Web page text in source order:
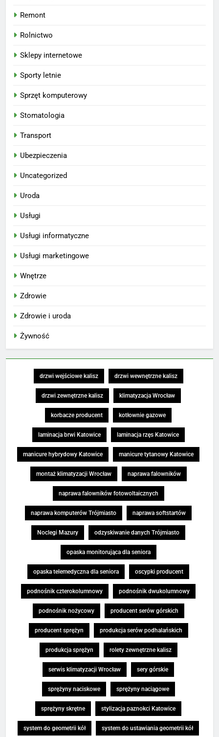
Remont
Rolnictwo
Sklepy internetowe
Sporty letnie
Sprzęt komputerowy
Stomatologia
Transport
Ubezpieczenia
Uncategorized
Uroda
Usługi
Usługi informatyczne
Usługi marketingowe
Wnętrze
Zdrowie
Zdrowie i uroda
Żywność
drzwi wejściowe kalisz drzwi wewnętrzne kalisz
drzwi zewnętrzne kalisz klimatyzacja Wrocław
korbacze producent kotłownie gazowe
laminacja brwi Katowice laminacja rzęs Katowice
manicure hybrydowy Katowice manicure tytanowy Katowice
montaż klimatyzacji Wrocław naprawa falowników
naprawa falowników fotowoltaicznych
naprawa komputerów Trójmiasto naprawa softstartów
Noclegi Mazury odzyskiwanie danych Trójmiasto
opaska monitorująca dla seniora
opaska telemedyczna dla seniora oscypki producent
podnośnik czterokolumnowy podnośnik dwukolumnowy
podnośnik nożycowy producent serów górskich
producent sprężyn produkcja serów podhalańskich
produkcja sprężyn rolety zewnętrzne kalisz
serwis klimatyzacji Wrocław sery górskie
sprężyny naciskowe sprężyny naciągowe
sprężyny skrętne stylizacja paznokci Katowice
system do geometrii kół system do ustawiania geometrii kół